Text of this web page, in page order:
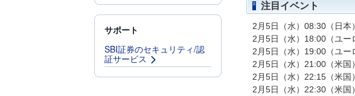
サポート
SBI証券のセキュリティ/認
証サービス
注目イベント
2月5日（水）08:30（日本
2月5日（水）18:00（ユー
2月5日（水）19:00（ユー
2月5日（水）21:00（米国
2月5日（水）22:15（米国
2月5日（水）22:30（米国